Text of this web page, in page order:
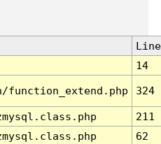
Line
14
324
211
62